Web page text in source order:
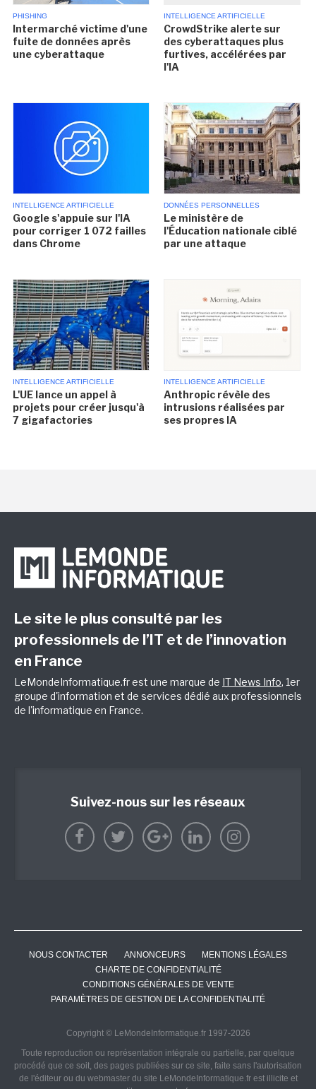
PHISHING
Intermarché victime d'une
fuite de données après
une cyberattaque
INTELLIGENCE ARTIFICIELLE
CrowdStrike alerte sur
des cyberattaques plus
furtives, accélérées par
l'IA
INTELLIGENCE ARTIFICIELLE
Google s'appuie sur l'IA
pour corriger 1 072 failles
dans Chrome
DONNÉES PERSONNELLES
Le ministère de
l'Éducation nationale ciblé
par une attaque
INTELLIGENCE ARTIFICIELLE
L'UE lance un appel à
projets pour créer jusqu'à
7 gigafactories
INTELLIGENCE ARTIFICIELLE
Anthropic révèle des
intrusions réalisées par
ses propres IA
Le site le plus consulté par les
professionnels de l’IT et de l’innovation
en France
LeMondeInformatique.fr est une marque de IT News Info, 1er
groupe d'information et de services dédié aux professionnels
de l'informatique en France.
Suivez-nous sur les réseaux
NOUS CONTACTER ANNONCEURS
MENTIONS LÉGALES
CHARTE DE CONFIDENTIALITÉ
CONDITIONS GÉNÉRALES DE VENTE
PARAMÈTRES DE GESTION DE LA CONFIDENTIALITÉ
Copyright © LeMondeInformatique.fr 1997-2026
Toute reproduction ou représentation intégrale ou partielle, par quelque
procédé que ce soit, des pages publiées sur ce site, faite sans l'autorisation
de l'éditeur ou du webmaster du site LeMondeInformatique.fr est illicite et